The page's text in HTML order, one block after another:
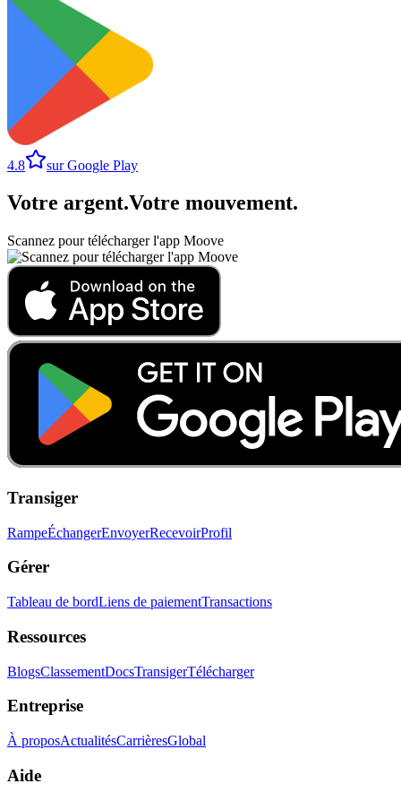
4.8 sur Google Play
Votre argent.Votre mouvement.
Scannez pour télécharger l'app Moove
Transiger
RampeÉchangerEnvoyerRecevoirProfil
Gérer
Tableau de bordLiens de paiementTransactions
Ressources
BlogsClassementDocsTransigerTélécharger
Entreprise
À proposActualitésCarrièresGlobal
Aide